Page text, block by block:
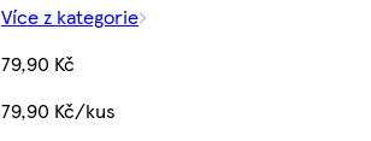
Více z kategorie
79,90 Kč
79,90 Kč/kus